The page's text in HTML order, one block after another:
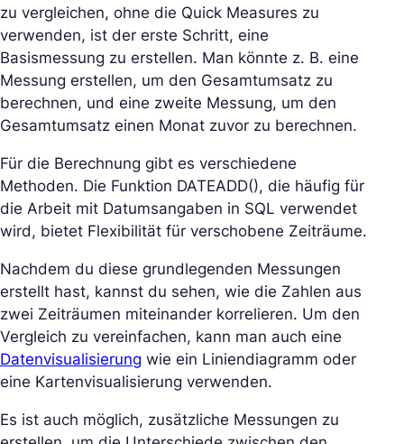
zu vergleichen, ohne die Quick Measures zu
verwenden, ist der erste Schritt, eine
Basismessung zu erstellen. Man könnte z. B. eine
Messung erstellen, um den Gesamtumsatz zu
berechnen, und eine zweite Messung, um den
Gesamtumsatz einen Monat zuvor zu berechnen.
Für die Berechnung gibt es verschiedene
Methoden. Die Funktion DATEADD(), die häufig für
die Arbeit mit Datumsangaben in SQL verwendet
wird, bietet Flexibilität für verschobene Zeiträume.
Nachdem du diese grundlegenden Messungen
erstellt hast, kannst du sehen, wie die Zahlen aus
zwei Zeiträumen miteinander korrelieren. Um den
Vergleich zu vereinfachen, kann man auch eine
Datenvisualisierung wie ein Liniendiagramm oder
eine Kartenvisualisierung verwenden.
Es ist auch möglich, zusätzliche Messungen zu